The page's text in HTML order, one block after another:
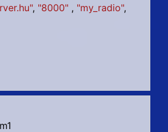
, "8000" , "my_radio",